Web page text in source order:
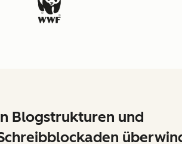
Blogstrukturen und